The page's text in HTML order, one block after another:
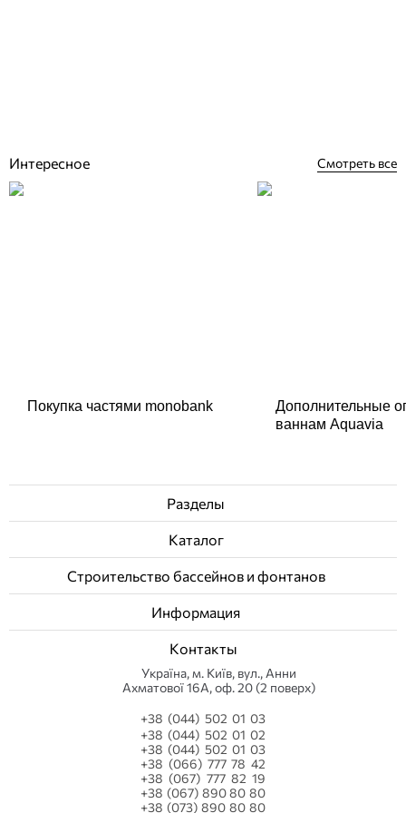
Интересное Смотреть все
Покупка частями monobank
Дополнительные
ваннам Aquavia
Разделы
Каталог
Строительство бассейнов и фонтанов
Информация
Контакты
Українa, м. Київ, вул., Анни
Ахматової 16А, оф. 20 (2 поверх)
+38 (044) 502 01 03
+38 (044) 502 01 02
+38 (044) 502 01 03
+38 (066) 777 78 42
+38 (067) 777 82 19
+38 (067) 890 80 80
+38 (073) 890 80 80